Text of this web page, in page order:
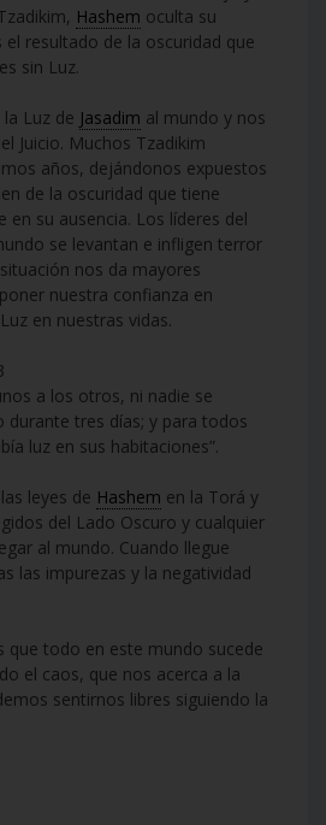
Hashem oculta su
resultado de la oscuridad que
sin Luz.
Luz de Jasadim al mundo y nos
Juicio. Muchos Tzadikim
años, dejándonos expuestos
de la oscuridad que tiene
en su ausencia. Los líderes del
se levantan e infligen terror
nos da mayores
nuestra confianza en
en nuestras vidas.
a los otros, ni nadie se
durante tres días; y para todos
luz en sus habitaciones”.
leyes de Hashem en la Torá y
del Lado Oscuro y cualquier
al mundo. Cuando llegue
las impurezas y la negatividad
que todo en este mundo sucede
el caos, que nos acerca a la
sentirnos libres siguiendo la